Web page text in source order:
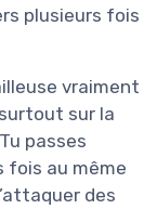
plusieurs fois
vraiment
sur la
passes
fois au même
des